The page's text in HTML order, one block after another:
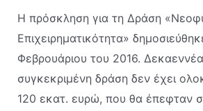
Η πρόσκληση για τη Δράση
Επιχειρηματικότητα»
Φεβρουάριου του 2016.
συγκεκριμένη δράση δεν έχει
120 εκατ. ευρώ, που θα έπεφταν